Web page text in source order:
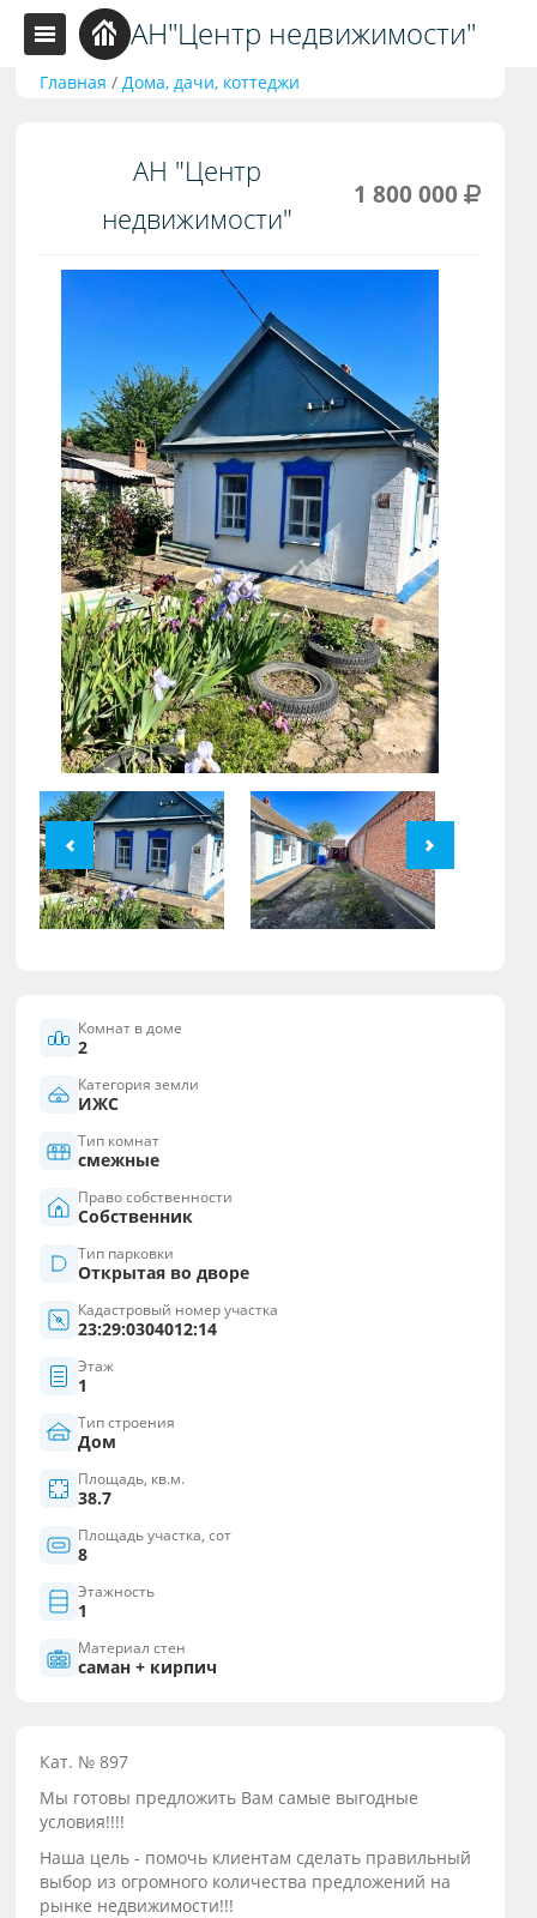
АН"Центр недвижимости"
Главная /Дома, дачи, коттеджи
АН "Центр
недвижимости"
1 800 000
Комнат в доме
2
Категория земли
ИЖС
Тип комнат
смежные
Право собственности
Собственник
Тип парковки
Открытая во дворе
Кадастровый номер участка
23:29:0304012:14
Этаж
1
Тип строения
Дом
Площадь, кв.м.
38.7
Площадь участка, сот
8
Этажность
1
Материал стен
саман + кирпич
Кат. № 897
Мы готовы предложить Вам самые выгодные
условия!!!!
Наша цель - помочь клиентам сделать правильный
выбор из огромного количества предложений на
рынке недвижимости!!!